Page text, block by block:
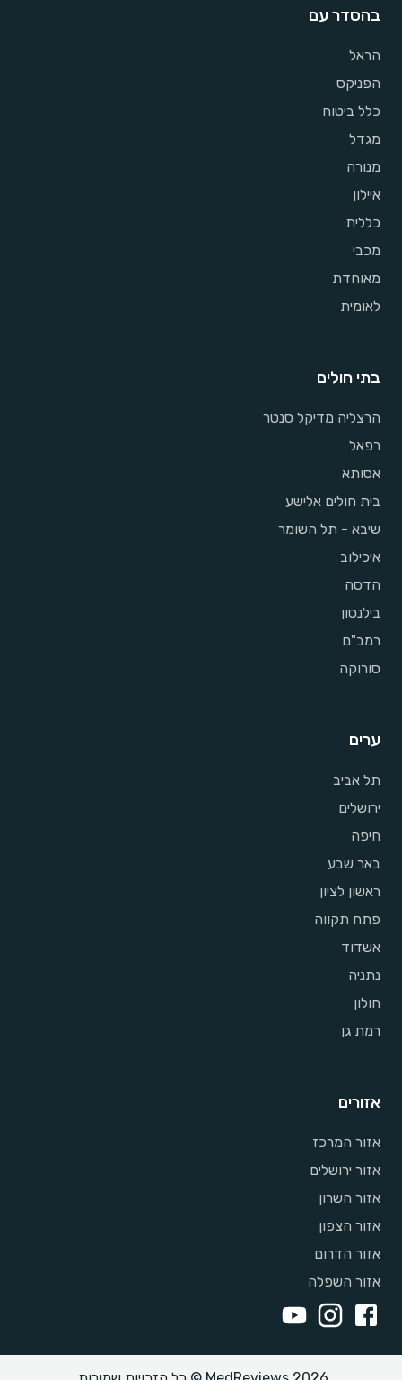
בהסדר עם
הראל
הפניקס
כלל ביטוח
מגדל
מנורה
איילון
כללית
מכבי
מאוחדת
לאומית
בתי חולים
הרצליה מדיקל סנטר
רפאל
אסותא
בית חולים אלישע
שיבא - תל השומר
איכילוב
הדסה
בילנסון
רמב"ם
סורוקה
ערים
תל אביב
ירושלים
חיפה
באר שבע
ראשון לציון
פתח תקווה
אשדוד
נתניה
חולון
רמת גן
אזורים
אזור המרכז
אזור ירושלים
אזור השרון
אזור הצפון
אזור הדרום
אזור השפלה